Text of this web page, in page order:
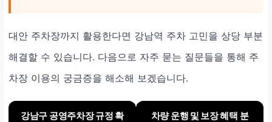
대안 주차장까지 활용한다면 강남역 주차 고민을 상당 부분
해결할 수 있습니다. 다음으로 자주 묻는 질문들을 통해 주
차장 이용의 궁금증을 해소해 보겠습니다.
강남구 공영주차장 규정 확
차량 운행 및 보장 혜택 분